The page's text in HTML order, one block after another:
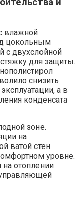
влажной
цокольным
с двухслойной
для защиты.
снизить
а в
конденсата
зоне.
на
ватой стен
уровне.
отоплении